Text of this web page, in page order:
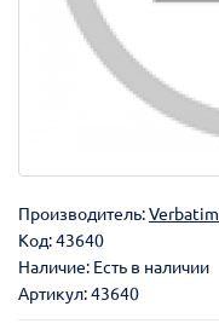
Производитель:Verbatim
Код:43640
Наличие: Есть в наличии
Артикул: 43640